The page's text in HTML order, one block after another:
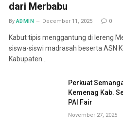
dari Merbabu
By ADMIN December 11, 2025 0
Kabut tipis menggantung di lereng
siswa-siswi madrasah beserta ASN
Kabupaten…
Perkuat
Kemenag Kab.
PAI Fair
November 27, 2025